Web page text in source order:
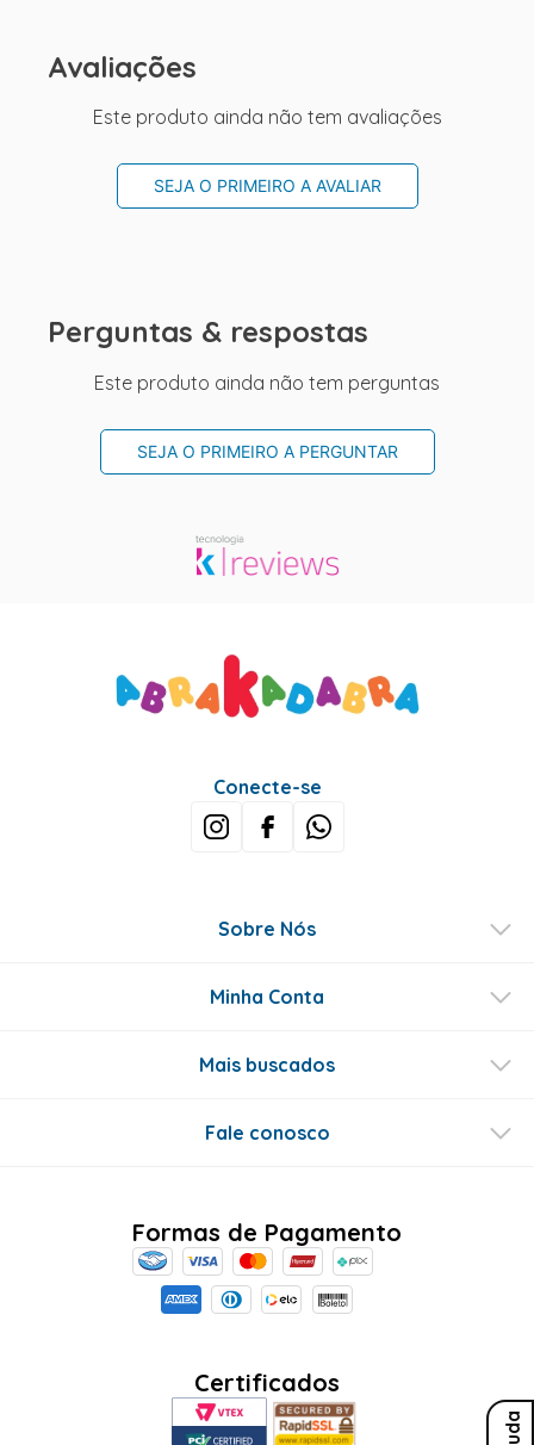
Avaliações
Este produto ainda não tem avaliações
SEJA O PRIMEIRO A AVALIAR
Perguntas & respostas
Este produto ainda não tem perguntas
SEJA O PRIMEIRO A PERGUNTAR
Conecte-se
Sobre Nós
Minha Conta
Mais buscados
Fale conosco
Formas de Pagamento
Certificados